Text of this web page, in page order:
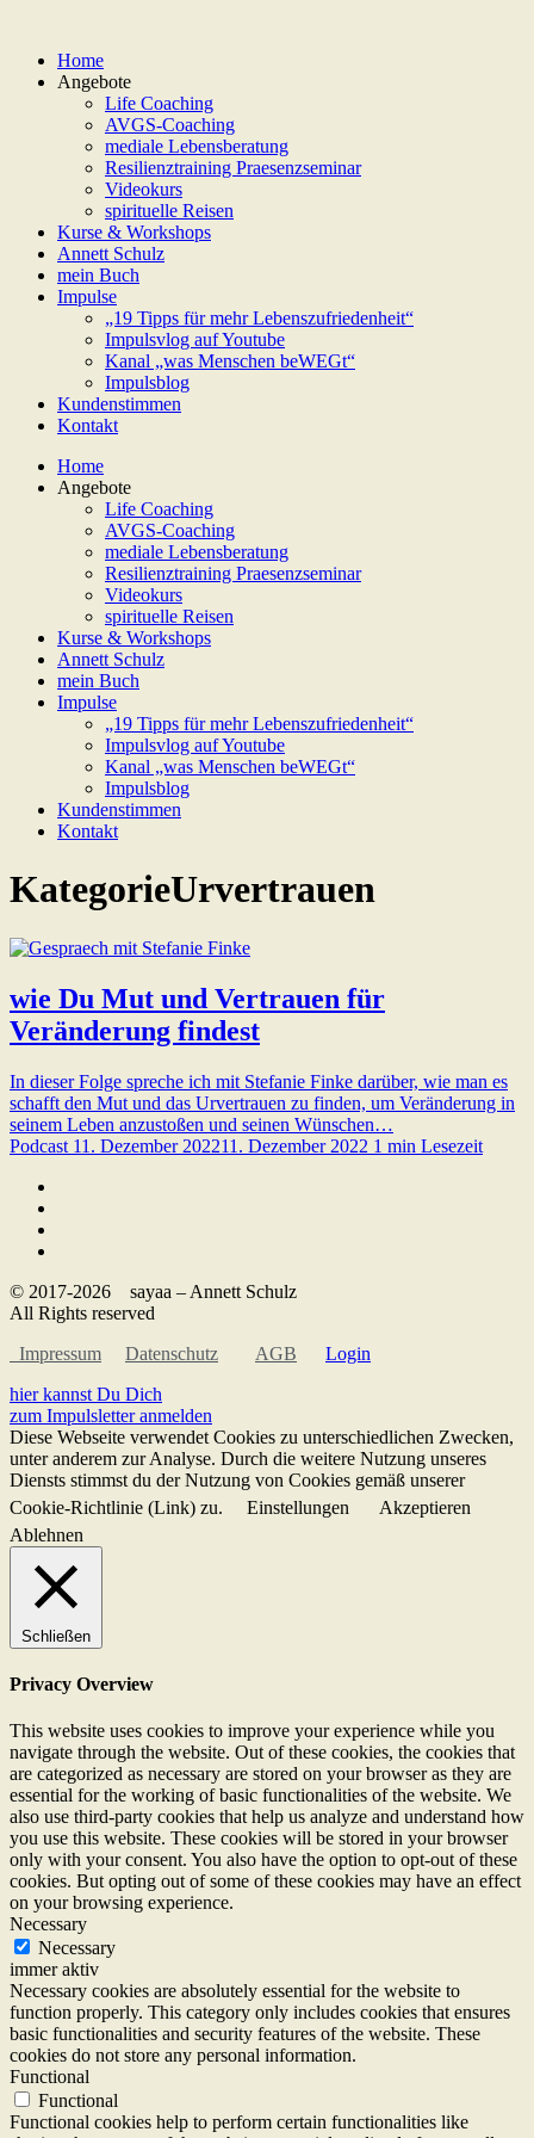
Home
Angebote
Life Coaching
AVGS-Coaching
mediale Lebensberatung
Resilienztraining Praesenzseminar
Videokurs
spirituelle Reisen
Kurse & Workshops
Annett Schulz
mein Buch
Impulse
„19 Tipps für mehr Lebenszufriedenheit“
Impulsvlog auf Youtube
Kanal „was Menschen beWEGt“
Impulsblog
Kundenstimmen
Kontakt
Home
Angebote
Life Coaching
AVGS-Coaching
mediale Lebensberatung
Resilienztraining Praesenzseminar
Videokurs
spirituelle Reisen
Kurse & Workshops
Annett Schulz
mein Buch
Impulse
„19 Tipps für mehr Lebenszufriedenheit“
Impulsvlog auf Youtube
Kanal „was Menschen beWEGt“
Impulsblog
Kundenstimmen
Kontakt
KategorieUrvertrauen
wie Du Mut und Vertrauen für
Veränderung findest
In dieser Folge spreche ich mit Stefanie Finke darüber, wie man es
schafft den Mut und das Urvertrauen zu finden, um Veränderung in
seinem Leben anzustoßen und seinen Wünschen…
Podcast 11. Dezember 202211. Dezember 2022 1 min Lesezeit
© 2017-2026 sayaa – Annett Schulz
All Rights reserved
Impressum
Datenschutz AGB
Login
hier kannst Du Dich
zum Impulsletter anmelden
Diese Webseite verwendet Cookies zu unterschiedlichen Zwecken,
unter anderem zur Analyse. Durch die weitere Nutzung unseres
Diensts stimmst du der Nutzung von Cookies gemäß unserer
Cookie-Richtlinie (Link) zu.
Einstellungen
Akzeptieren
Ablehnen
Schließen
Privacy Overview
This website uses cookies to improve your experience while you
navigate through the website. Out of these cookies, the cookies that
are categorized as necessary are stored on your browser as they are
essential for the working of basic functionalities of the website. We
also use third-party cookies that help us analyze and understand how
you use this website. These cookies will be stored in your browser
only with your consent. You also have the option to opt-out of these
cookies. But opting out of some of these cookies may have an effect
on your browsing experience.
Necessary
Necessary
immer aktiv
Necessary cookies are absolutely essential for the website to
function properly. This category only includes cookies that ensures
basic functionalities and security features of the website. These
cookies do not store any personal information.
Functional
Functional
Functional cookies help to perform certain functionalities like